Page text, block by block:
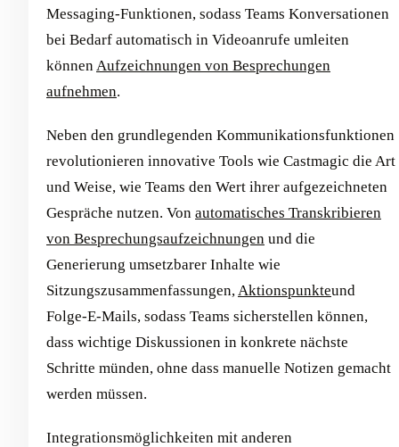
Messaging-Funktionen, sodass Teams Konversationen
bei Bedarf automatisch in Videoanrufe umleiten
können Aufzeichnungen von Besprechungen
aufnehmen.
Neben den grundlegenden Kommunikationsfunktionen
revolutionieren innovative Tools wie Castmagic die Art
und Weise, wie Teams den Wert ihrer aufgezeichneten
Gespräche nutzen. Von automatisches Transkribieren
von Besprechungsaufzeichnungen und die
Generierung umsetzbarer Inhalte wie
Sitzungszusammenfassungen, Aktionspunkteund
Folge-E-Mails, sodass Teams sicherstellen können,
dass wichtige Diskussionen in konkrete nächste
Schritte münden, ohne dass manuelle Notizen gemacht
werden müssen.
Integrationsmöglichkeiten mit anderen